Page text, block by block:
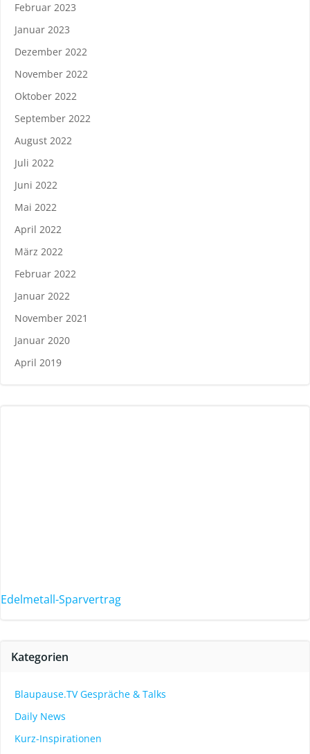
Februar 2023
Januar 2023
Dezember 2022
November 2022
Oktober 2022
September 2022
August 2022
Juli 2022
Juni 2022
Mai 2022
April 2022
März 2022
Februar 2022
Januar 2022
November 2021
Januar 2020
April 2019
Edelmetall-Sparvertrag
Kategorien
Blaupause.TV Gespräche & Talks
Daily News
Kurz-Inspirationen